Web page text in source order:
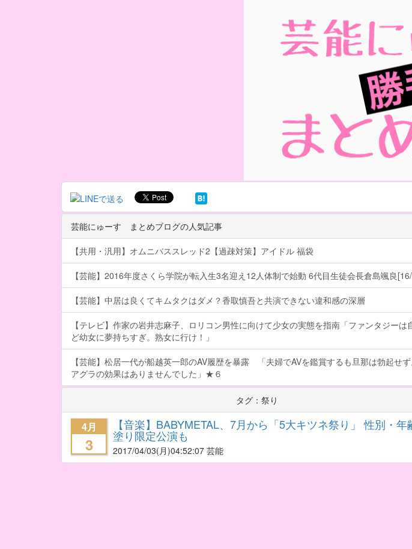
芸能にゅーす まとめブログの人気記事
【共用・汎用】オムニバススレッド2【過疎対策】アイドル 福袋
【芸能】2016年度さくら学院が転入生3名迎え12人体制で始動 6代目生徒会長倉島颯良
【芸能】中居は良くてキムタクはダメ？香取慎吾と共演できない違和感の深層
【テレビ】作家の岩井志麻子、ロリコン男性に向けて少女の実態を指南「ファンタジーは
ど幼女に夢持ちすぎ。熟女に行け！」
【芸能】松居一代が船越英一郎のAV履歴を暴露 「夫婦でAVを鑑賞するも旦那は勃起せ
アグラの効果はありませんでした」★６
タグ：祭り
4月
3
【音楽】BABYMETAL、7月から「5大キツネ祭り」 性別・年
塗り限定公演も
2017/04/03(月)04:52:07 芸能